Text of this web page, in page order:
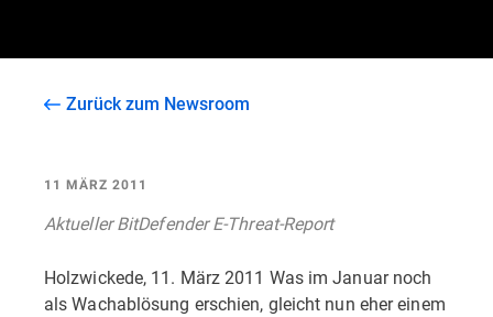
Zurück zum Newsroom
11 MÄRZ 2011
Aktueller BitDefender E-Threat-Report
Holzwickede, 11. März 2011 Was im Januar noch
als Wachablösung erschien, gleicht nun eher einem